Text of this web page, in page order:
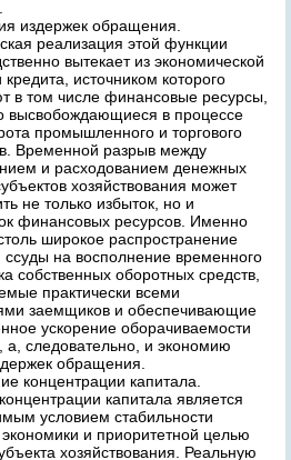
издержек обращения.
реализация этой функции
вытекает из экономической
источником которого
в том числе финансовые ресурсы,
высвобождающиеся в процессе
промышленного и торгового
Временной разрыв между
и расходованием денежных
хозяйствования может
не только избыток, но и
финансовых ресурсов. Именно
широкое распространение
ссуды на восполнение временного
собственных оборотных средств,
практически всеми
заемщиков и обеспечивающие
ускорение оборачиваемости
а, следовательно, и экономию
обращения.
концентрации капитала.
капитала является
условием стабильности
экономики и приоритетной целью
хозяйствования. Реальную